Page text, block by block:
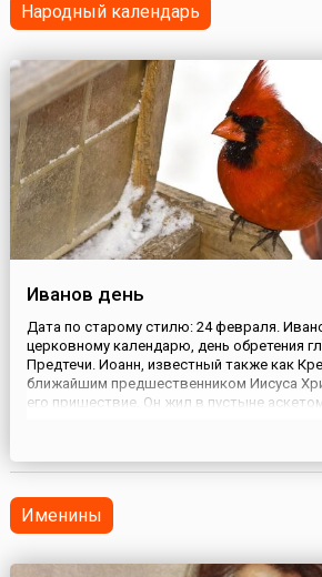
Народный календарь
Иванов день
Дата по старому стилю: 24 февраля.
церковному календарю, день обретения
Предтечи. Иоанн, известный также как
ближайшим предшественником Иисуса
его пришествие. Он жил в пустыне
Иродиады ...
Именины